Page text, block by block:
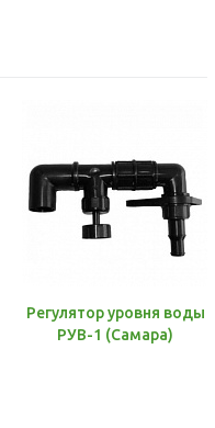
Регулятор уровня воды
РУВ-1 (Самара)